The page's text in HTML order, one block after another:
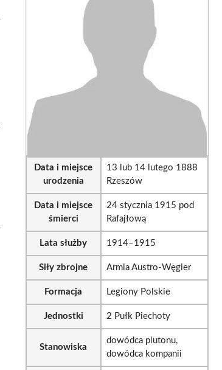
Data i miejsce
urodzenia
13 lub 14 lutego 1888
Rzeszów
Data i miejsce
śmierci
24 stycznia 1915 pod
Rafajłową
Lata służby 1914–1915
Siły zbrojne Armia Austro-Węgier
Formacja Legiony Polskie
Jednostki 2 Pułk Piechoty
Stanowiska
dowódca plutonu,
dowódca kompanii